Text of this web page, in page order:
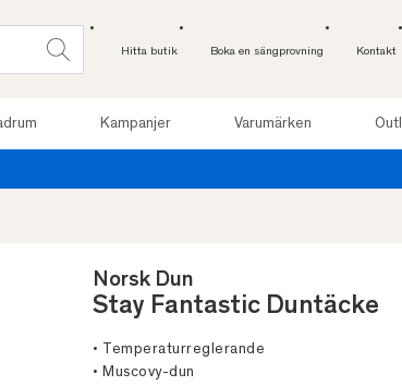
Hitta butik Boka en sängprovning Kontakt
Kampanjer Varumärken
Norsk Dun
Stay Fantastic Duntäcke
• Temperaturreglerande
• Muscovy-dun